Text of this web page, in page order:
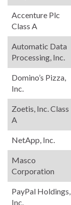
Accenture Plc
Class A
Automatic Data
Processing, Inc.
Domino’s Pizza,
Inc.
Zoetis, Inc. Class
A
NetApp, Inc.
Masco
Corporation
PayPal Holdings,
Inc.